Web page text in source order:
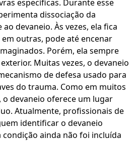
específicas. Durante esse
dissociação da
devaneio. Às vezes, ela fica
outras, pode até encenar
Porém, ela sempre
Muitas vezes, o devaneio
de defesa usado para
do trauma. Como em muitos
o devaneio oferece um lugar
Atualmente, profissionais de
identificar o devaneio
ainda não foi incluída